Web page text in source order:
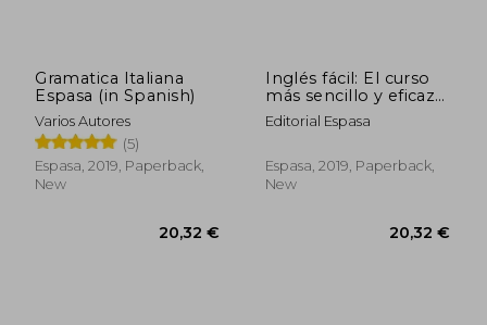
Gramatica Italiana
Espasa (in Spanish)
Varios Autores
(5)
Espasa, 2019, Paperback,
New
Inglés fácil: El curso
más sencillo y eficaz
para aprender inglés
a tu propio ritmo (in
Editorial Espasa
Espasa, 2019, Paperback,
New